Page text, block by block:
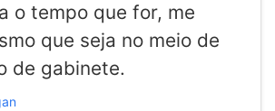
o tempo que for, me
que seja no meio de
de gabinete.